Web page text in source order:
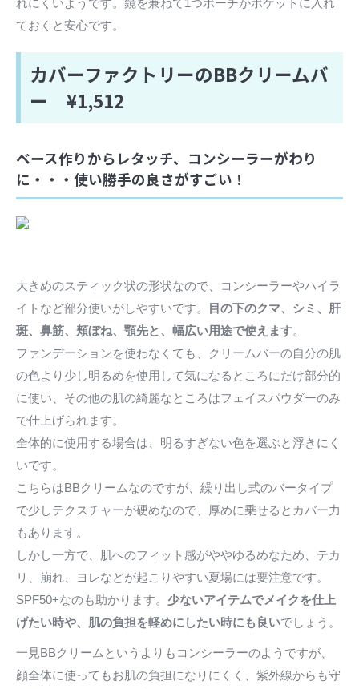
れにくいようです。鏡を兼ねて1つポーチかポケットに入れ
ておくと安心です。
カバーファクトリーのBBクリームバ
ー ¥1,512
ベース作りからレタッチ、コンシーラーがわり
に・・・使い勝手の良さがすごい！
大きめのスティック状の形状なので、コンシーラーやハイラ
イトなど部分使いがしやすいです。
目の下のクマ、シミ、肝
斑、鼻筋、頬ぼね、顎先と、幅広い用途で使えます。
ファンデーションを使わなくても、クリームバーの自分の肌
の色より少し明るめを使用して気になるところにだけ部分的
に使い、その他の肌の綺麗なところはフェイスパウダーのみ
で仕上げられます。
全体的に使用する場合は、明るすぎない色を選ぶと浮きにく
いです。
こちらはBBクリームなのですが、繰り出し式のバータイプ
で少しテクスチャーが硬めなので、厚めに乗せるとカバー力
もあります。
しかし一方で、肌へのフィット感がややゆるめなため、テカ
リ、崩れ、ヨレなどが起こりやすい夏場には要注意です。
SPF50+なのも助かります。 少ないアイテムでメイクを仕上
げたい時や、肌の負担を軽めにしたい時にも良いでしょう。
一見BBクリームというよりもコンシーラーのようですが、
顔全体に使ってもお肌の負担になりにくく、紫外線からも守